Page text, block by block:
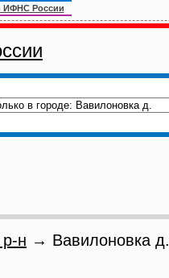
России
н → Вавилоновка д.